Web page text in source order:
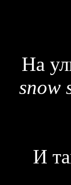
На
snow
И